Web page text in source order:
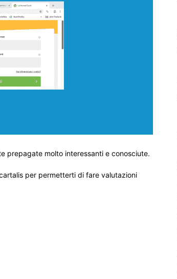
prepagate molto interessanti e conosciute.
per permetterti di fare valutazioni